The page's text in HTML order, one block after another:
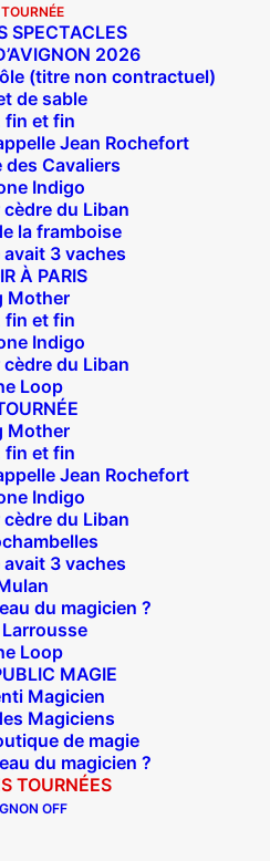
SPECTACLES
2026
(titre non contractuel)
de sable
fin et fin
Jean Rochefort
des Cavaliers
Indigo
cèdre du Liban
la framboise
3 vaches
À PARIS
Mother
fin et fin
Indigo
cèdre du Liban
Loop
Mother
fin et fin
Jean Rochefort
Indigo
cèdre du Liban
3 vaches
du magicien ?
Larrousse
Loop
MAGIE
Magicien
Magiciens
de magie
du magicien ?
TOURNÉES
OFF